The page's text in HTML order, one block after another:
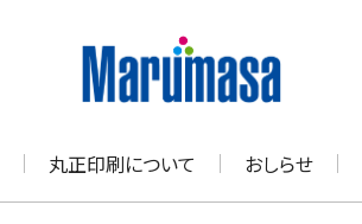
丸正印刷について おしらせ